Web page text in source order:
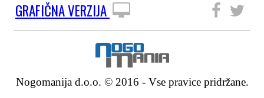
GRAFIČNA VERZIJA
Nogomanija d.o.o. © 2016 - Vse pravice pridržane.